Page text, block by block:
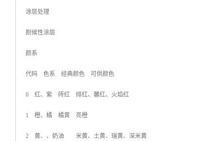
涂层处理
耐候性涂层
颜系
代码 色系 经典颜色 可供颜色
0 红、紫 砖红 绯红、馨红、火焰红
1 橙、橘 橘黄 亮橙
2 黄、、奶油 米黄、土黄、瑞黄、深米黄